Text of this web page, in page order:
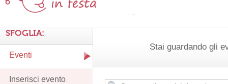
Stai guardando gli
SFOGLIA:
Eventi
Inserisci evento